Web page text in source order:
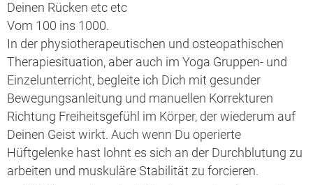
Deinen Rücken etc etc
Vom 100 ins 1000.
In der physiotherapeutischen und osteopathischen
Therapiesituation, aber auch im Yoga Gruppen- und
Einzelunterricht, begleite ich Dich mit gesunder
Bewegungsanleitung und manuellen Korrekturen
Richtung Freiheitsgefühl im Körper, der wiederum auf
Deinen Geist wirkt. Auch wenn Du operierte
Hüftgelenke hast lohnt es sich an der Durchblutung zu
arbeiten und muskuläre Stabilität zu forcieren.